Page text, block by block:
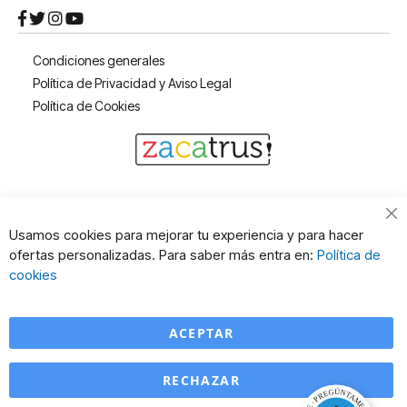
Condiciones generales
Política de Privacidad y Aviso Legal
Política de Cookies
Usamos cookies para mejorar tu experiencia y para hacer
ofertas personalizadas. Para saber más entra en: Política de
cookies
ACEPTAR
RECHAZAR